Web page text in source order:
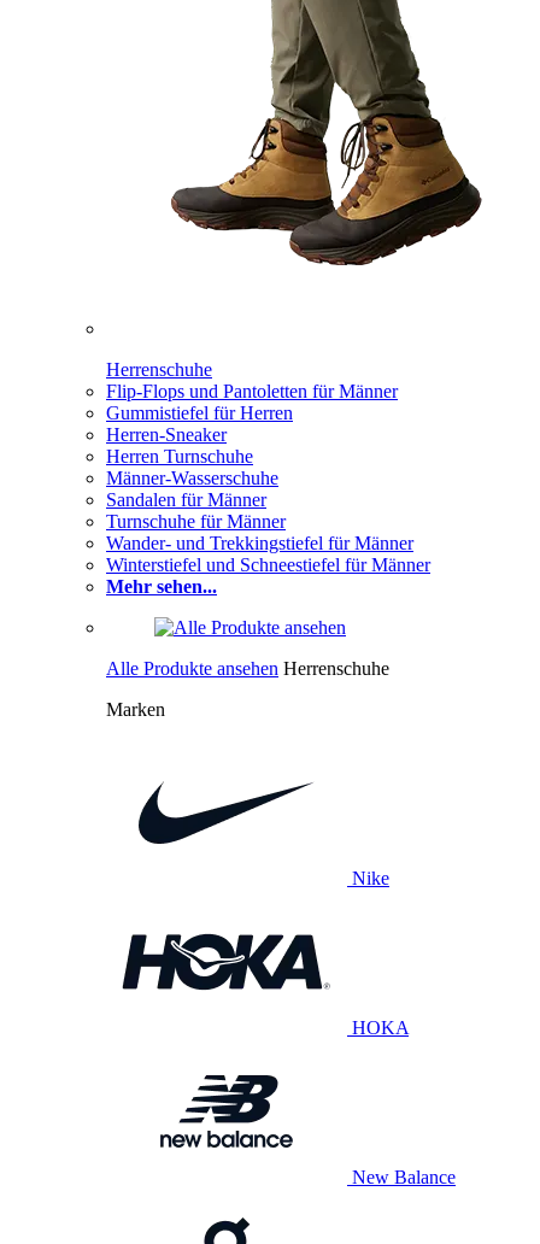
Herrenschuhe
Flip-Flops und Pantoletten für Männer
Gummistiefel für Herren
Herren-Sneaker
Herren Turnschuhe
Männer-Wasserschuhe
Sandalen für Männer
Turnschuhe für Männer
Wander- und Trekkingstiefel für Männer
Winterstiefel und Schneestiefel für Männer
Mehr sehen...
Alle Produkte ansehen Herrenschuhe
Marken
Nike
HOKA
New Balance